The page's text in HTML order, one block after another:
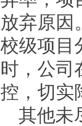
放弃原因
校级项目
时，公司
控，切实
其他未